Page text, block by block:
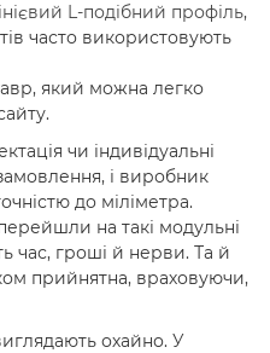
L-подібний профіль,
часто використовують
який можна легко
чи індивідуальні
і виробник
до міліметра.
на такі модульні
час, гроші й нерви. Та й
прийнятна, враховуючи,
охайно. У